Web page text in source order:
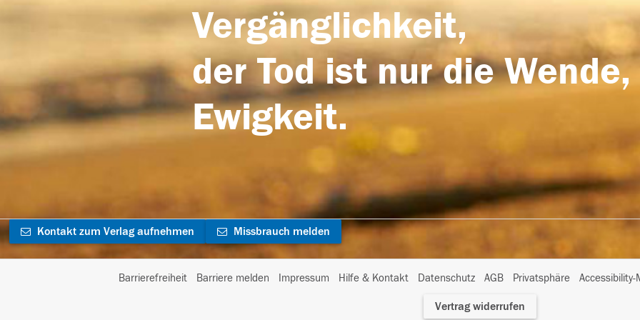
Vergänglichkeit,
der Tod ist nur die
Ewigkeit.
Kontakt zum Verlag aufnehmen Missbrauch melden
Barrierefreiheit Barriere melden Impressum Hilfe & Kontakt Datenschutz AGB Privatsphäre
I
Vertrag widerrufen